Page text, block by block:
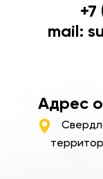
mail:
Адрес